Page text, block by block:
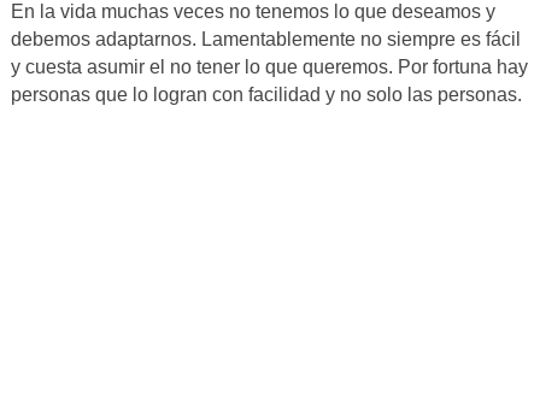
En la vida muchas veces no tenemos lo que deseamos y
debemos adaptarnos. Lamentablemente no siempre es fácil
y cuesta asumir el no tener lo que queremos. Por fortuna hay
personas que lo logran con facilidad y no solo las personas.